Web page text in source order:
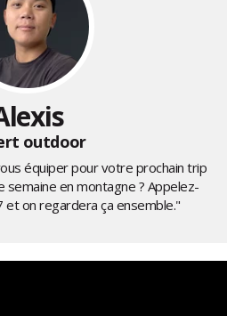
outdoor
équiper pour votre prochain trip
semaine en montagne ? Appelez-
et on regardera ça ensemble."